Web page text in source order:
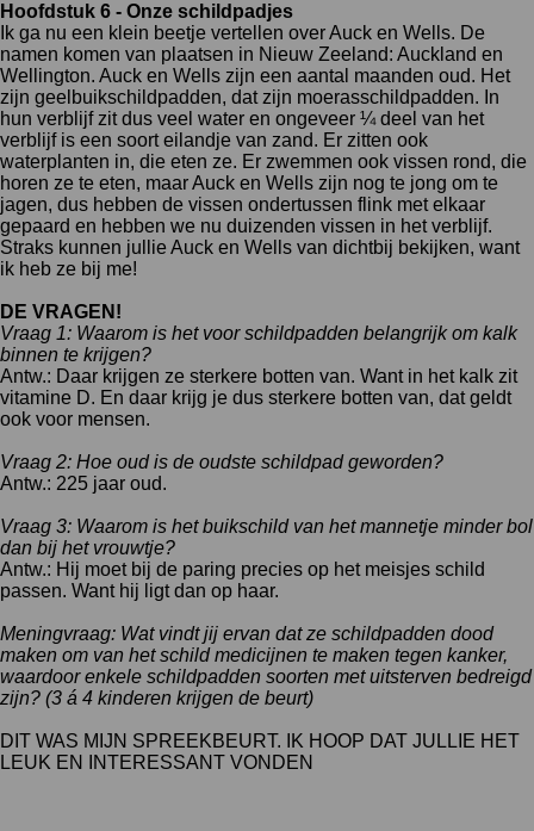
Hoofdstuk 6 - Onze schildpadjes
Ik ga nu een klein beetje vertellen over Auck en Wells. De
namen komen van plaatsen in Nieuw Zeeland: Auckland en
Wellington. Auck en Wells zijn een aantal maanden oud. Het
zijn geelbuikschildpadden, dat zijn moerasschildpadden. In
hun verblijf zit dus veel water en ongeveer ¼ deel van het
verblijf is een soort eilandje van zand. Er zitten ook
waterplanten in, die eten ze. Er zwemmen ook vissen rond, die
horen ze te eten, maar Auck en Wells zijn nog te jong om te
jagen, dus hebben de vissen ondertussen flink met elkaar
gepaard en hebben we nu duizenden vissen in het verblijf.
Straks kunnen jullie Auck en Wells van dichtbij bekijken, want
ik heb ze bij me!
DE VRAGEN!
Vraag 1: Waarom is het voor schildpadden belangrijk om kalk
binnen te krijgen?
Antw.: Daar krijgen ze sterkere botten van. Want in het kalk zit
vitamine D. En daar krijg je dus sterkere botten van, dat geldt
ook voor mensen.
Vraag 2: Hoe oud is de oudste schildpad geworden?
Antw.: 225 jaar oud.
Vraag 3: Waarom is het buikschild van het mannetje minder bol
dan bij het vrouwtje?
Antw.: Hij moet bij de paring precies op het meisjes schild
passen. Want hij ligt dan op haar.
Meningvraag: Wat vindt jij ervan dat ze schildpadden dood
maken om van het schild medicijnen te maken tegen kanker,
waardoor enkele schildpadden soorten met uitsterven bedreigd
zijn? (3 á 4 kinderen krijgen de beurt)
DIT WAS MIJN SPREEKBEURT. IK HOOP DAT JULLIE HET
LEUK EN INTERESSANT VONDEN